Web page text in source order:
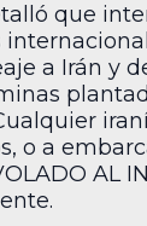
que
a Irán y
o a
AL